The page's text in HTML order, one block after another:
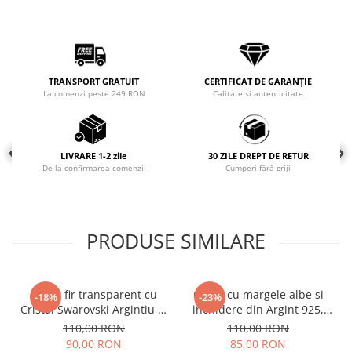
Coliere cu mărgele colorate și
Coliere cu pietre semiprețioase
TRANSPORT GRATUIT
La comenzi peste 249 RON
CERTIFICAT DE GARANȚIE
Calitate și autenticitate
LIVRARE 1-2 zile
De la confirmarea comenzii
30 ZILE DREPT DE RETUR
Cumperi fără griji
PRODUSE SIMILARE
-18%
Colier fir transparent cu
Cristal Swarovski Argintiu in
Caseta din Argint 925
110,00 RON
90,00 RON
-23%
Colier cu margele albe si
inchidere din Argint 925,
reglabil 38-41 cm
110,00 RON
85,00 RON